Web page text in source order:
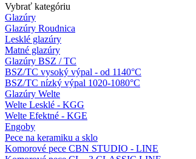
Vybrať kategóriu
Glazúry
Glazúry Roudnica
Lesklé glazúry
Matné glazúry
Glazúry BSZ / TC
BSZ/TC vysoký výpal - od 1140°C
BSZ/TC nízký výpal 1020-1080°C
Glazúry Welte
Welte Lesklé - KGG
Welte Efektné - KGE
Engoby
Pece na keramiku a sklo
Komorové pece CBN STUDIO - LINE